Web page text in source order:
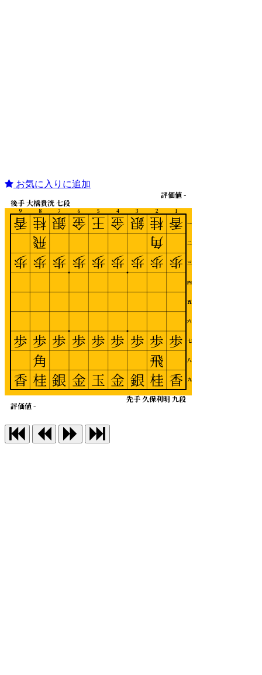
お気に入りに追加
1
2
3
4
5
6
7
8
9
一
二
三
四
五
六
七
八
九
先手 久保利明 九段
後手 大橋貴洸 七段
評価値 -
評価値 -
香
歩
歩
香
桂
角
歩
歩
飛
桂
銀
歩
歩
銀
金
歩
歩
金
王
歩
歩
玉
金
歩
歩
金
銀
歩
歩
銀
桂
飛
歩
歩
角
桂
香
歩
歩
香